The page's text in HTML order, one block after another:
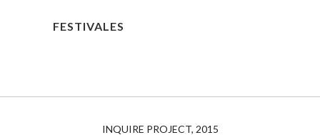
FESTIVALES
INQUIRE PROJECT, 2015